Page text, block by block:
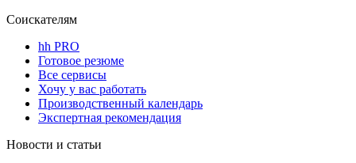
Соискателям
hh PRO
Готовое резюме
Все сервисы
Хочу у вас работать
Производственный календарь
Экспертная рекомендация
Новости и статьи